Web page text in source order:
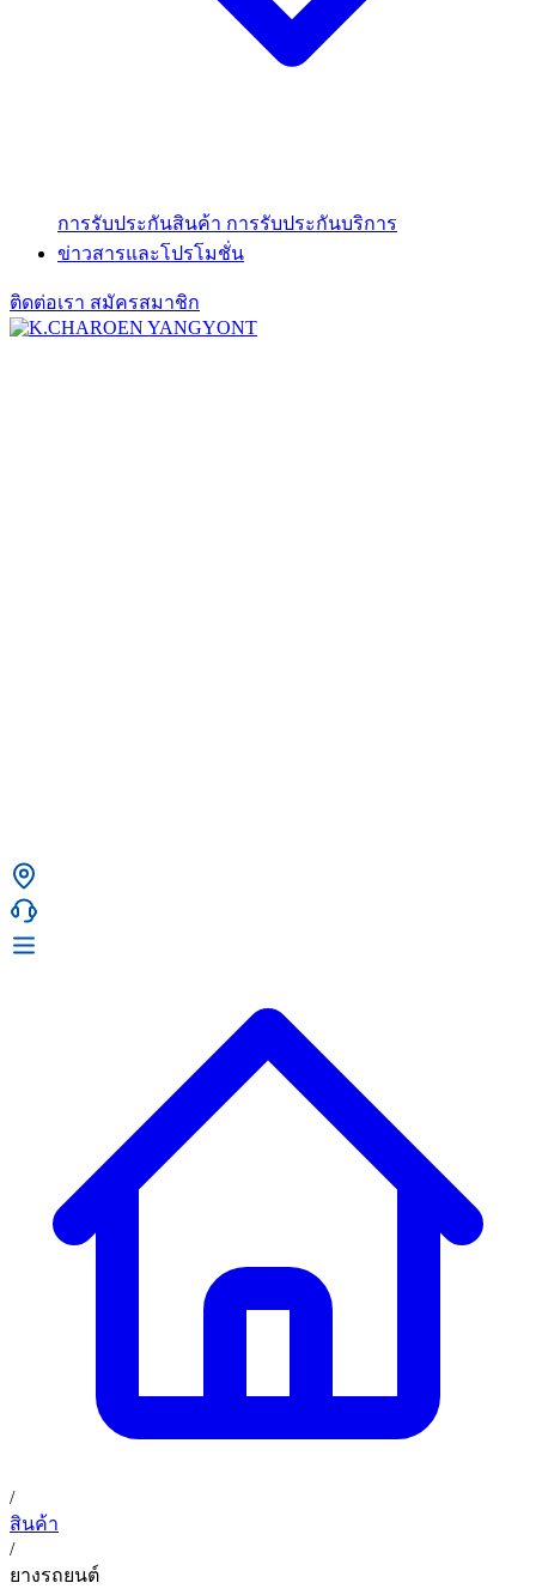
การรับประกันสินค้า การรับประกันบริการ
ข่าวสารและโปรโมชั่น
ติดต่อเรา สมัครสมาชิก
การรับประกันสินค้า
ข่าวสารและโปรโมชั่น
ติดต่อเรา
TH
02 393 3356
ก. เจริญยางยนต์ (บริษัท มิ้งค์ แอนด์ ซีน จำกัด) 2275 ถ.สุขุมวิท
(ระหว่างซอยสุขุมวิท 89/1 - 91) แขวงบางจาก เขตพระโขนง
กรุงเทพมหานคร 10260
ก. เจริญค็อกพิท
อุดมสุข 28 ถนนอุดมสุข แขวงบางนาเหนือ เขตบางนา
/
สินค้า
/
ยางรถยนต์